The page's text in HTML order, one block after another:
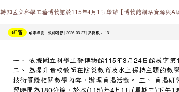
轉知國立科學工藝博物館於115年4月1日舉辦【博物館網站資源與AI
研習 輔導組長- 教師研習 | 2026-03-27 | 點閱數： 131
一、 依據國立科學工藝博物館115年3月24日館展字第
二、 為提升貴校教師在防災教育及水土保持主題的教
技術實踐相關教學內容，辦理旨揭活動。 三、 旨揭研
習時間為180分鐘，於本(115)年4月1日(星期三)下午1